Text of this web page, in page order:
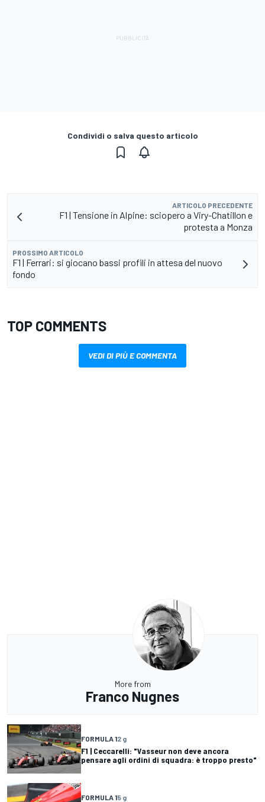
Condividi o salva questo articolo
ARTICOLO PRECEDENTE
F1 | Tensione in Alpine: sciopero a Viry-Chatillon e
protesta a Monza
PROSSIMO ARTICOLO
F1 | Ferrari: si giocano bassi profili in attesa del nuovo
fondo
TOP COMMENTS
VEDI DI PIÙ E COMMENTA
More from
Franco Nugnes
FORMULA 12 g
F1 | Ceccarelli: "Vasseur non deve ancora
pensare agli ordini di squadra: è troppo presto"
FORMULA 15 g